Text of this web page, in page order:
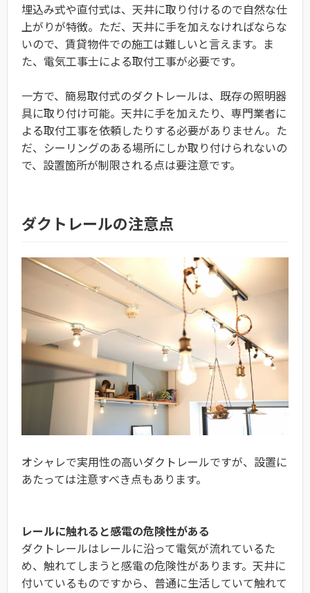
埋込み式や直付式は、天井に取り付けるので自然な仕
上がりが特徴。ただ、天井に手を加えなければならな
いので、賃貸物件での施工は難しいと言えます。ま
た、電気工事士による取付工事が必要です。
一方で、簡易取付式のダクトレールは、既存の照明器
具に取り付け可能。天井に手を加えたり、専門業者に
よる取付工事を依頼したりする必要がありません。た
だ、シーリングのある場所にしか取り付けられないの
で、設置箇所が制限される点は要注意です。
ダクトレールの注意点
オシャレで実用性の高いダクトレールですが、設置に
あたっては注意すべき点もあります。
レールに触れると感電の危険性がある
ダクトレールはレールに沿って電気が流れているた
め、触れてしまうと感電の危険性があります。天井に
付いているものですから、普通に生活していて触れて